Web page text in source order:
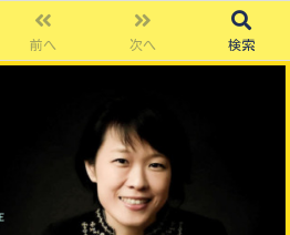
前へ 次へ 検索